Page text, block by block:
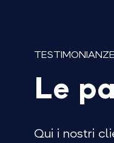
TESTIMONIANZE
Le
Qui i nostri